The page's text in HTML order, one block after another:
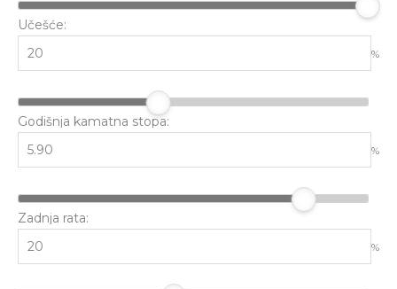
Učešće:
%
Godišnja kamatna stopa:
%
Zadnja rata:
%